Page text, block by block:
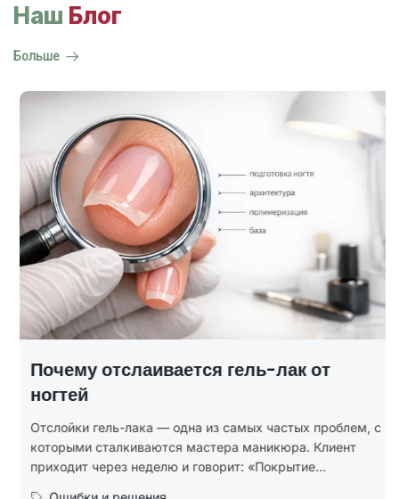
Наш Блог
Больше
Почему отслаивается гель-лак от
ногтей
Отслойки гель-лака — одна из самых частых проблем, с
которыми сталкиваются мастера маникюра. Клиент
приходит через неделю и говорит: «Покрытие...